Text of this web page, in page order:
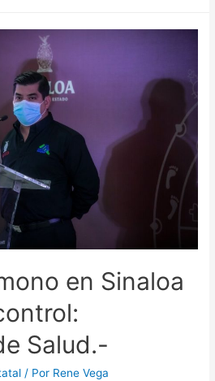
en Sinaloa
Salud.-
/ Por Rene Vega